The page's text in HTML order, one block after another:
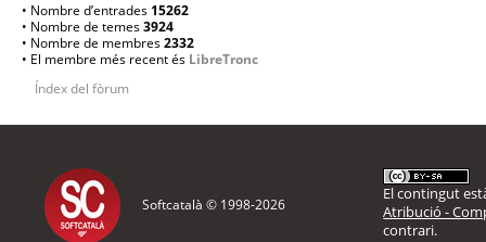
• Nombre d’entrades 15262
• Nombre de temes3924
• Nombre de membres2332
• El membre més recent és LibreTronc
Índex del fòrum
Softcatalà © 1998-2026
El contingut
Atribució -
contrari.